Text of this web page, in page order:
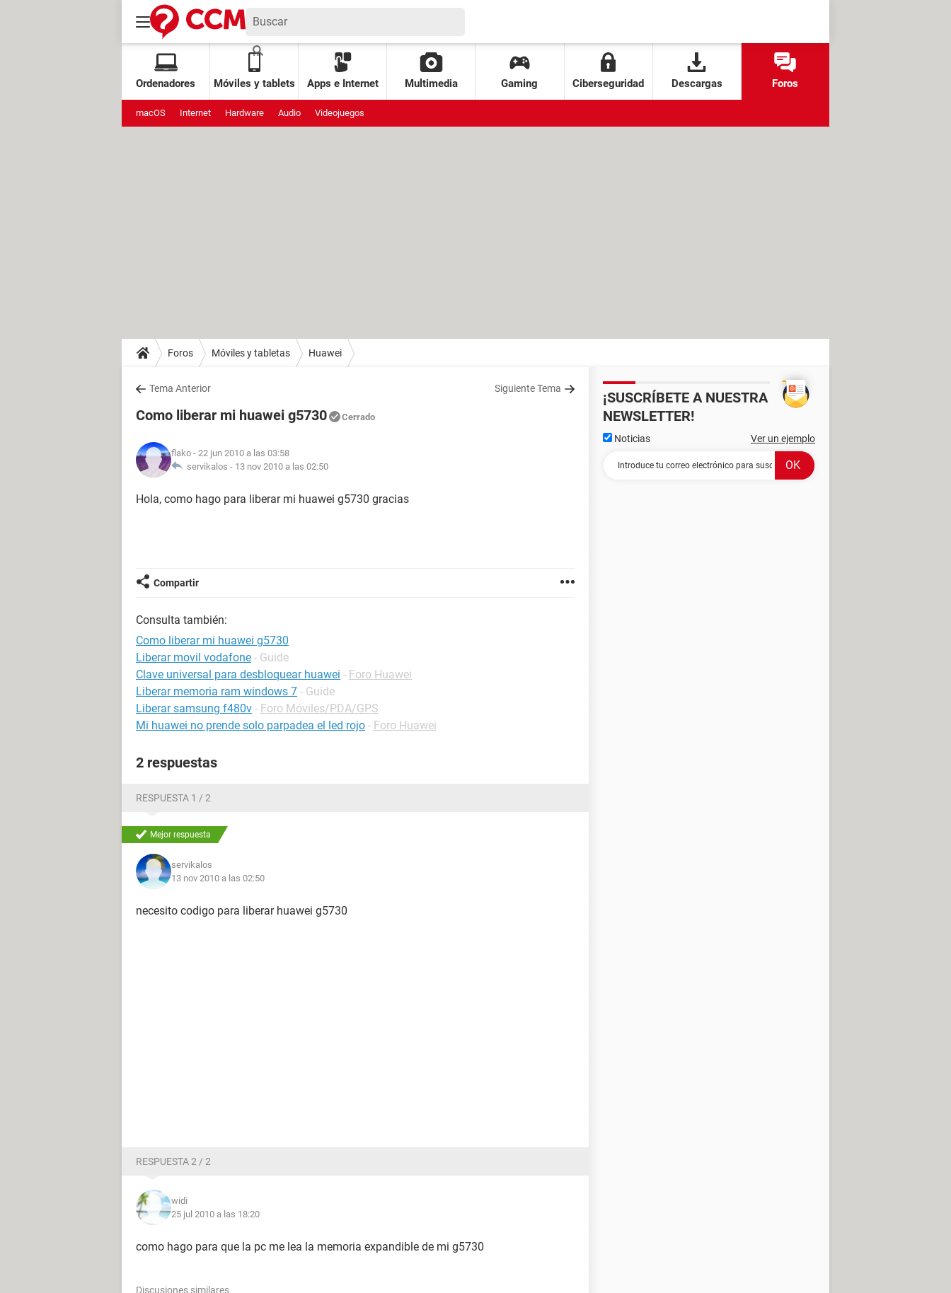
Ordenadores Móviles y tablets Apps e Internet Multimedia Gaming Ciberseguridad Descargas Foros
macOS Internet Hardware Audio Videojuegos
Foros Móviles y tabletas Huawei
Tema Anterior Siguiente Tema
Como liberar mi huawei g5730 Cerrado
flako - 22 jun 2010 a las 03:58
servikalos - 13 nov 2010 a las 02:50
Hola, como hago para liberar mi huawei g5730 gracias
Compartir
Consulta también:
Como liberar mi huawei g5730
Liberar movil vodafone - Guide
Clave universal para desbloquear huawei - Foro Huawei
Liberar memoria ram windows 7 - Guide
Liberar samsung f480v - Foro Móviles/PDA/GPS
Mi huawei no prende solo parpadea el led rojo - Foro Huawei
2 respuestas
RESPUESTA 1 / 2
Mejor respuesta
servikalos
13 nov 2010 a las 02:50
necesito codigo para liberar huawei g5730
RESPUESTA 2 / 2
widi
25 jul 2010 a las 18:20
como hago para que la pc me lea la memoria expandible de mi g5730
Discusiones similares
¡SUSCRÍBETE A NUESTRA
NEWSLETTER!
Noticias Ver un ejemplo